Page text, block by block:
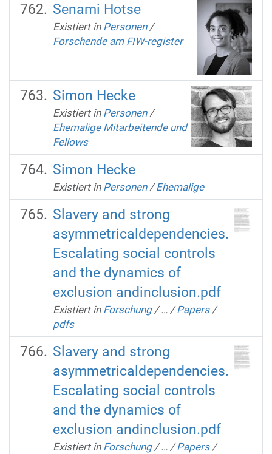
Senami Hotse
Existiert in Personen /
Forschende am FIW-register
Simon Hecke
Existiert in Personen /
Ehemalige Mitarbeitende und
Fellows
Simon Hecke
Existiert in Personen /Ehemalige
Slavery and strong
asymmetricaldependencies.
Escalating social controls
and the dynamics of
exclusion andinclusion.pdf
Existiert in Forschung /… /Papers /
pdfs
Slavery and strong
asymmetricaldependencies.
Escalating social controls
and the dynamics of
exclusion andinclusion.pdf
Existiert in Forschung /… /Papers /